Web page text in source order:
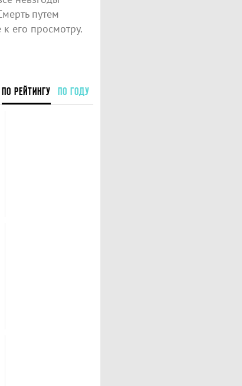
путем
его просмотру.
ПО РЕЙТИНГУ ПО ГОДУ